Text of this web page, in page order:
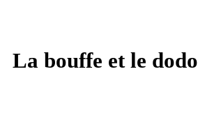
La bouffe et le dodo